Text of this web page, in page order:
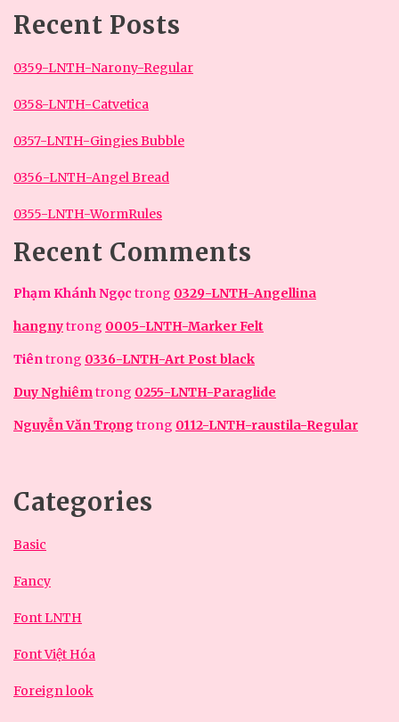
Recent Posts
0359-LNTH-Narony-Regular
0358-LNTH-Catvetica
0357-LNTH-Gingies Bubble
0356-LNTH-Angel Bread
0355-LNTH-WormRules
Recent Comments
Phạm Khánh Ngọc trong 0329-LNTH-Angellina
hangnytrong 0005-LNTH-Marker Felt
Tiêntrong 0336-LNTH-Art Post black
Duy Nghiêmtrong 0255-LNTH-Paraglide
Nguyễn Văn Trọngtrong 0112-LNTH-raustila-Regular
Categories
Basic
Fancy
Font LNTH
Font Việt Hóa
Foreign look